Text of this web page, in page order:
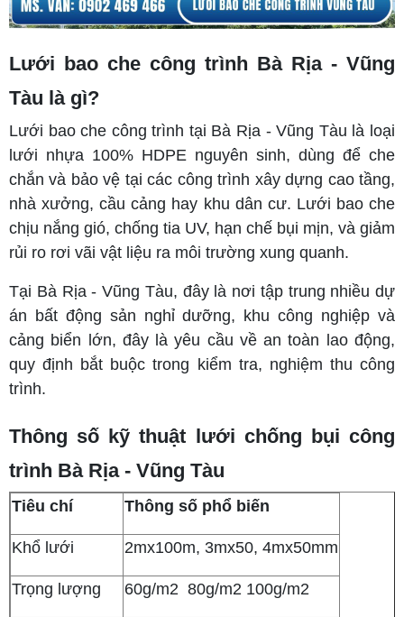
Lưới bao che công trình Bà Rịa - Vũng
Tàu là gì?
Lưới bao che công trình tại Bà Rịa - Vũng Tàu là loại
lưới nhựa 100% HDPE nguyên sinh, dùng để che
chắn và bảo vệ tại các công trình xây dựng cao tầng,
nhà xưởng, cầu cảng hay khu dân cư. Lưới bao che
chịu nắng gió, chống tia UV, hạn chế bụi mịn, và giảm
rủi ro rơi vãi vật liệu ra môi trường xung quanh.
Tại Bà Rịa - Vũng Tàu, đây là nơi tập trung nhiều dự
án bất động sản nghỉ dưỡng, khu công nghiệp và
cảng biển lớn, đây là yêu cầu về an toàn lao động,
quy định bắt buộc trong kiểm tra, nghiệm thu công
trình.
Thông số kỹ thuật lưới chống bụi công
trình Bà Rịa - Vũng Tàu
Tiêu chí Thông số phổ biến
Khổ lưới 2mx100m, 3mx50, 4mx50mm
Trọng lượng 60g/m2 80g/m2 100g/m2